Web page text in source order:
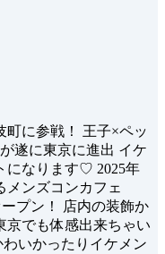
町に参戦！ 王子×ペッ
遂に東京に進出 イケ
になります♡ 2025年
メンズコンカフェ
プン！ 店内の装飾か
京でも体感出来ちゃい
いかったりイケメン